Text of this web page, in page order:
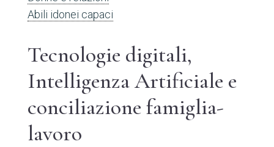
Abili idonei capaci
Tecnologie digitali,
Intelligenza Artificiale e
conciliazione famiglia-
lavoro